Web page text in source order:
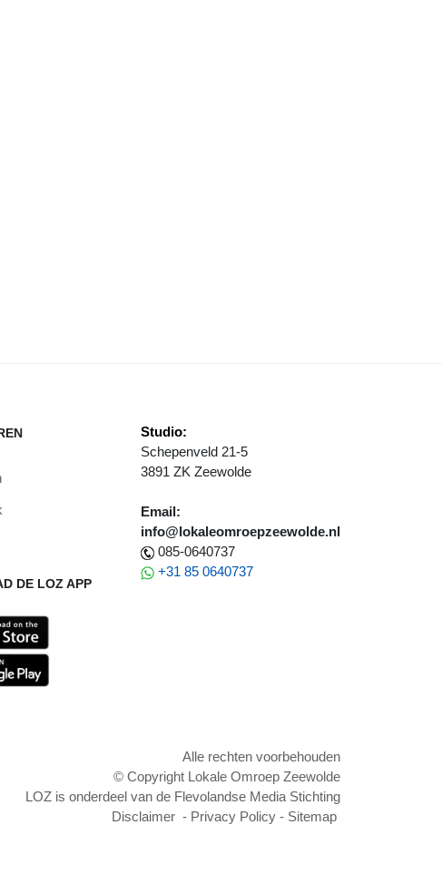
START BOUW UITBREIDING KALEIDOSCOOP
DE LOZ APP
Studio:
Schepenveld 21-5
3891 ZK Zeewolde
Email:
info@lokaleomroepzeewolde.nl
085-0640737
+31 85 0640737
Alle rechten voorbehouden
© Copyright Lokale Omroep Zeewolde
LOZ is onderdeel van de Flevolandse Media Stichting
Disclaimer - Privacy Policy - Sitemap